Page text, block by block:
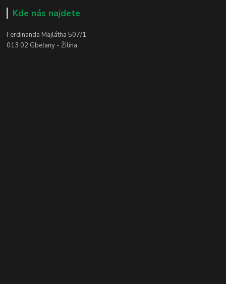
Kde nás najdete
Ferdinanda Majlátha 507/1
013 02 Gbeľany - Žilina